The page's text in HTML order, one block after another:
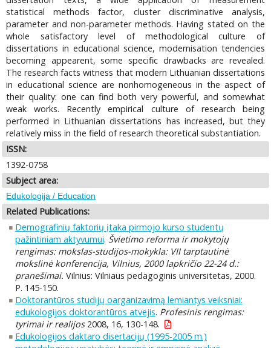
statistical methods factor, cluster discriminative analysis,
parameter and non-parameter methods. Having stated on the
whole satisfactory level of methodological culture of
dissertations in educational science, modernisation tendencies
becoming appearent, some specific drawbacks are revealed.
The research facts witness that modern Lithuanian dissertations
in educational science are nonhomogeneous in the aspect of
their quality: one can find both very powerful, and somewhat
weak works. Recently empirical culture of research being
performed in Lithuanian dissertations has increased, but they
relatively miss in the field of research theoretical substantiation.
ISSN:
1392-0758
Subject area:
Edukologija / Education
Related Publications:
Demografinių faktorių įtaka pirmojo kurso studentų
pažintiniam aktyvumui. Švietimo reforma ir mokytojų
rengimas: mokslas-studijos-mokykla: VII tarptautinė
mokslinė konferencija, Vilnius, 2000 lapkričio 22-24 d.:
pranešimai. Vilnius: Vilniaus pedagoginis universitetas, 2000.
P. 145-150.
Doktorantūros studijų oarganizavimą lemiantys veiksniai:
edukologijos doktorantūros atvejis. Profesinis rengimas:
tyrimai ir realijos2008, 16, 130-148.
Edukologijos daktaro disertacijų (1995-2005 m.)